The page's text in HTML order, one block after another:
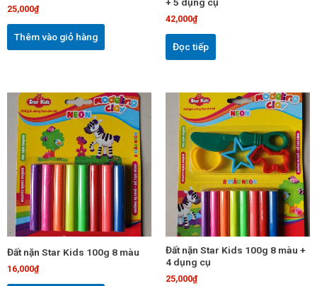
25,000₫
Thêm vào giỏ hàng
42,000₫
Đọc tiếp
Đất nặn Star Kids 100g 8 màu
16,000₫
Đất nặn Star Kids 100g 8 màu +
4 dụng cụ
25,000₫